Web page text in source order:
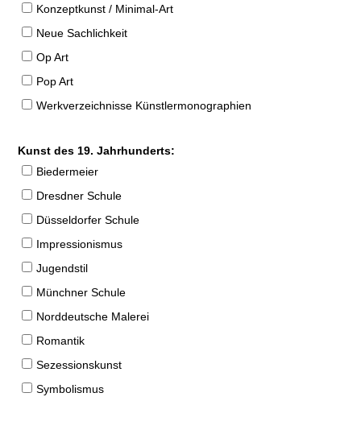
Konzeptkunst / Minimal-Art
Neue Sachlichkeit
Op Art
Pop Art
Werkverzeichnisse Künstlermonographien
Kunst des 19. Jahrhunderts:
Biedermeier
Dresdner Schule
Düsseldorfer Schule
Impressionismus
Jugendstil
Münchner Schule
Norddeutsche Malerei
Romantik
Sezessionskunst
Symbolismus